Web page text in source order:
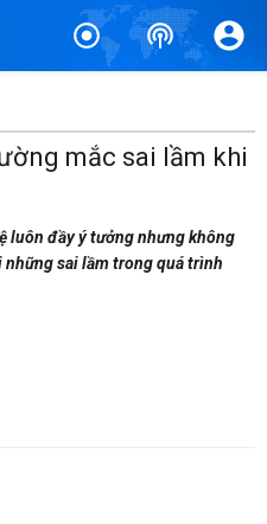
mắc sai lầm khi
luôn đầy ý tưởng nhưng không
sai lầm trong quá trình